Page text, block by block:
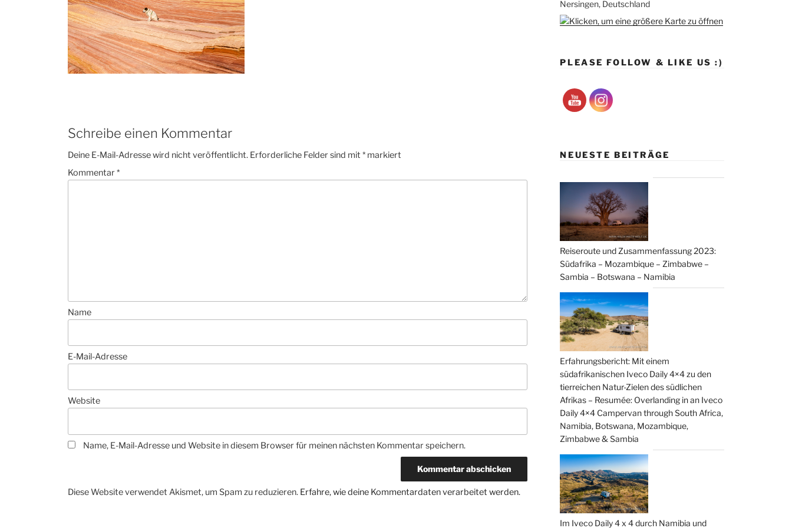
Schreibe einen Kommentar
Deine E-Mail-Adresse wird nicht veröffentlicht. Erforderliche Felder sind mit* markiert
Kommentar*
Name
E-Mail-Adresse
Website
Name, E-Mail-Adresse und Website in diesem Browser für meinen nächsten Kommentar speichern.
Diese Website verwendet Akismet, um Spam zu reduzieren. Erfahre, wie deine Kommentardaten verarbeitet werden.
Nersingen, Deutschland
PLEASE FOLLOW & LIKE US :)
NEUESTE BEITRÄGE
Reiseroute und Zusammenfassung 2023:
Südafrika – Mozambique – Zimbabwe –
Sambia – Botswana – Namibia
Erfahrungsbericht: Mit einem
südafrikanischen Iveco Daily 4×4 zu den
tierreichen Natur-Zielen des südlichen
Afrikas – Resumée: Overlanding in an Iveco
Daily 4×4 Campervan through South Africa,
Namibia, Botswana, Mozambique,
Zimbabwe & Sambia
Im Iveco Daily 4 x 4 durch Namibia und